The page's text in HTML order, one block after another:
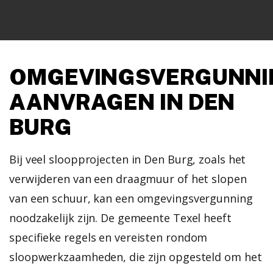
AANVRAGEN IN DEN
BURG
Bij veel sloopprojecten in Den Burg, zoals het
verwijderen van een draagmuur of het slopen
van een schuur, kan een omgevingsvergunning
noodzakelijk zijn. De gemeente Texel heeft
specifieke regels en vereisten rondom
sloopwerkzaamheden, die zijn opgesteld om het